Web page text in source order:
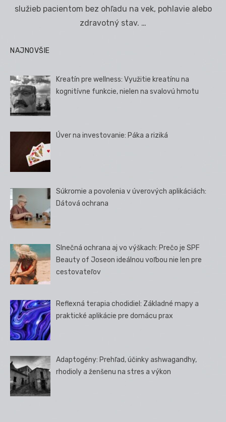
služieb pacientom bez ohľadu na vek, pohlavie alebo
zdravotný stav. …
NAJNOVŠIE
Kreatín pre wellness: Využitie kreatínu na
kognitívne funkcie, nielen na svalovú hmotu
Úver na investovanie: Páka a riziká
Súkromie a povolenia v úverových aplikáciách:
Dátová ochrana
Slnečná ochrana aj vo výškach: Prečo je SPF
Beauty of Joseon ideálnou voľbou nie len pre
cestovateľov
Reflexná terapia chodidiel: Základné mapy a
praktické aplikácie pre domácu prax
Adaptogény: Prehľad, účinky ashwagandhy,
rhodioly a ženšenu na stres a výkon